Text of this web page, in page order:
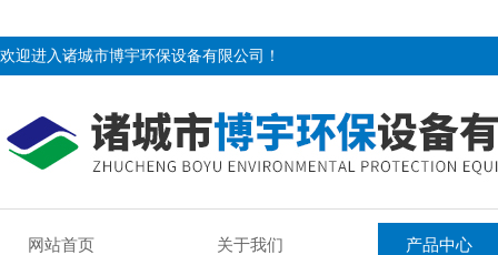
欢迎进入诸城市博宇环保设备有限公司！
网站首页 关于我们 产品中心